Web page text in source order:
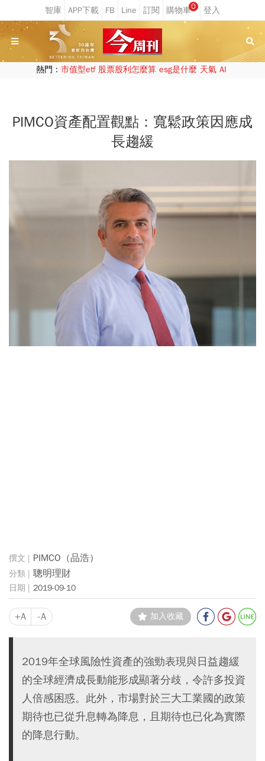
0
熱門： 市值型etf 股票股利怎麼算 esg是什麼 天氣 AI
PIMCO資產配置觀點：寬鬆政策因應成
長趨緩
PIMCO（品浩）
聰明理財
2019-09-10
+A -A 加入收藏
2019年全球風險性資產的強勁表現與日益趨緩
的全球經濟成長動能形成顯著分歧，令許多投資
人倍感困惑。此外，市場對於三大工業國的政策
期待也已從升息轉為降息，且期待也已化為實際
的降息行動。